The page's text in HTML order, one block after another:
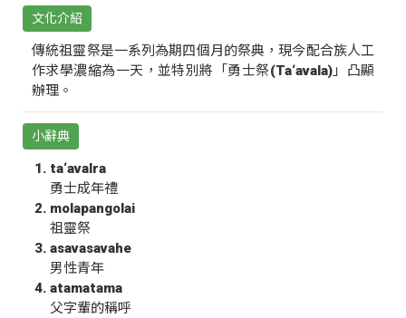
文化介紹
傳統祖靈祭是一系列為期四個月的祭典，現今配合族人工
作求學濃縮為一天，並特別將「勇士祭(Ta‘avala)」凸顯
辦理。
小辭典
ta‘avalra
勇士成年禮
molapangolai
祖靈祭
asavasavahe
男性青年
atamatama
父字輩的稱呼